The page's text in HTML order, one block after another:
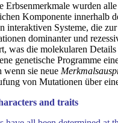
wurden
Komponente innerhalb
interaktiven Systeme, die
dominanter und
was die molekularen
genetische Programme
wenn sie neue
von Mutationen über
and traits